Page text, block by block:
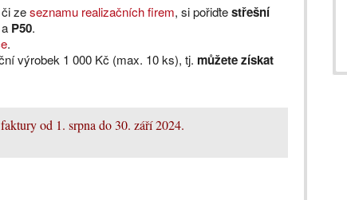
či zeseznamu realizačních firem, si pořiďtestřešní
a P50.
.
výrobek 1 000 Kč (max. 10 ks), tj. můžete získat
od 1. srpna do 30. září 2024.